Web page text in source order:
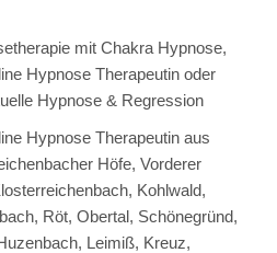
mit Chakra Hypnose,
Hypnose Therapeutin oder
Hypnose & Regression
Hypnose Therapeutin aus
Höfe, Vorderer
Kohlwald,
Röt, Obertal, Schönegründ,
Leimiß, Kreuz,